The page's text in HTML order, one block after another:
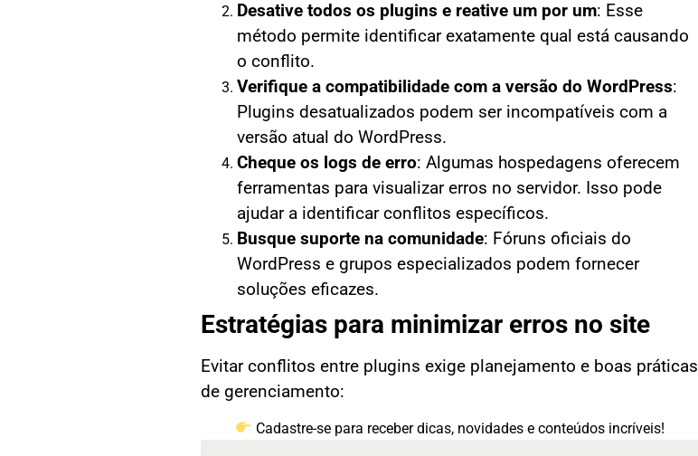
Desative todos os plugins e reative um por um: Esse
método permite identificar exatamente qual está causando
o conflito.
Verifique a compatibilidade com a versão do WordPress:
Plugins desatualizados podem ser incompatíveis com a
versão atual do WordPress.
Cheque os logs de erro: Algumas hospedagens oferecem
ferramentas para visualizar erros no servidor. Isso pode
ajudar a identificar conflitos específicos.
Busque suporte na comunidade: Fóruns oficiais do
WordPress e grupos especializados podem fornecer
soluções eficazes.
Estratégias para minimizar erros no site
Evitar conflitos entre plugins exige planejamento e boas práticas
de gerenciamento:
Cadastre-se para receber dicas, novidades e conteúdos incríveis!